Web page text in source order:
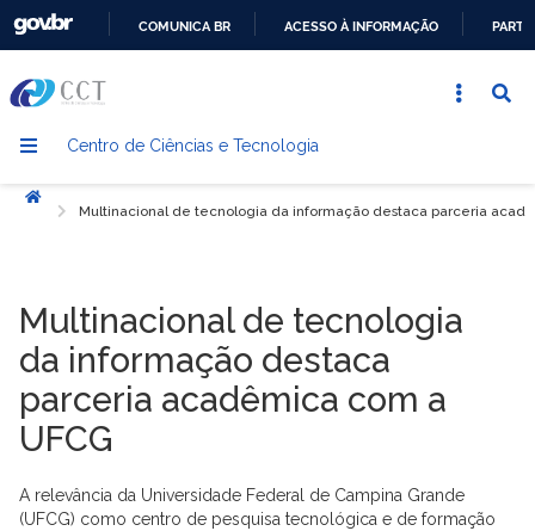
CONTEÚDO
COMUNICA BR ACESSO À INFORMAÇÃO
Centro de Ciências e Tecnologia
Início
Multinacional de tecnologia da informação destaca parceria
Multinacional de tecnologia
da informação destaca
parceria acadêmica com a
UFCG
A relevância da Universidade Federal de Campina Grande
(UFCG) como centro de pesquisa tecnológica e de formação